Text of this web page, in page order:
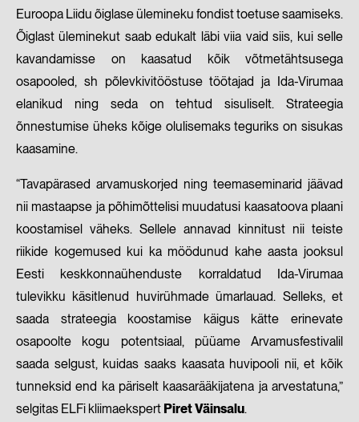
Euroopa Liidu õiglase ülemineku fondist toetuse saamiseks.
Õiglast üleminekut saab edukalt läbi viia vaid siis, kui selle
kavandamisse on kaasatud kõik võtmetähtsusega
osapooled, sh põlevkivitööstuse töötajad ja Ida-Virumaa
elanikud ning seda on tehtud sisuliselt. Strateegia
õnnestumise üheks kõige olulisemaks teguriks on sisukas
kaasamine.
“Tavapärased arvamuskorjed ning teemaseminarid jäävad
nii mastaapse ja põhimõttelisi muudatusi kaasatoova plaani
koostamisel väheks. Sellele annavad kinnitust nii teiste
riikide kogemused kui ka möödunud kahe aasta jooksul
Eesti keskkonnaühenduste korraldatud Ida-Virumaa
tulevikku käsitlenud huvirühmade ümarlauad. Selleks, et
saada strateegia koostamise käigus kätte erinevate
osapoolte kogu potentsiaal, püüame Arvamusfestivalil
saada selgust, kuidas saaks kaasata huvipooli nii, et kõik
tunneksid end ka päriselt kaasarääkijatena ja arvestatuna,”
selgitas ELFi kliimaekspert Piret Väinsalu.